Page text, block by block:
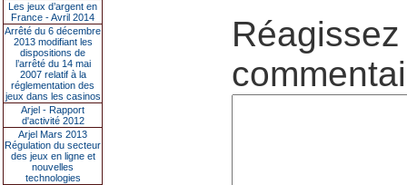
Les jeux d’argent en
France - Avril 2014
Arrêté du 6 décembre
2013 modifiant les
dispositions de
l’arrêté du 14 mai
2007 relatif à la
réglementation des
jeux dans les casinos
Arjel - Rapport
d'activité 2012
Arjel Mars 2013
Régulation du secteur
des jeux en ligne et
nouvelles
technologies